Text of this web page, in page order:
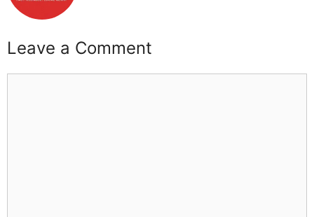
Leave a Comment